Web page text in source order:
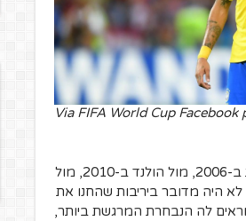
Via FIFA World Cup Facebook
בכל משחקי ההדחה שלה מאז הזכייה ביפן ובקוריאה, מול צרפת ב-2006, מול הולנד ב-2010, מול
פשוט חלשה. לא היה מדובר ביריבות שהחנו את
לה הנבחרת המרגשת ביותר,